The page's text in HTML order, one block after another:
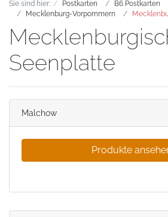
Sie sind hier: Postkarten B6 Postkarten
Mecklenburg-Vorpommern
Seenplatte
Malchow
Produkte